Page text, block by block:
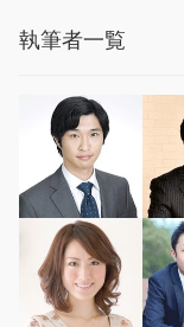
執筆者一覧